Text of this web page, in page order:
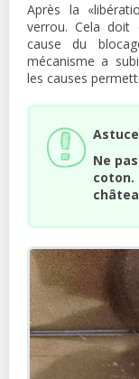
Après la
verrou. Cela doit
cause du
mécanisme a
les causes
Astuce
Ne
coton.